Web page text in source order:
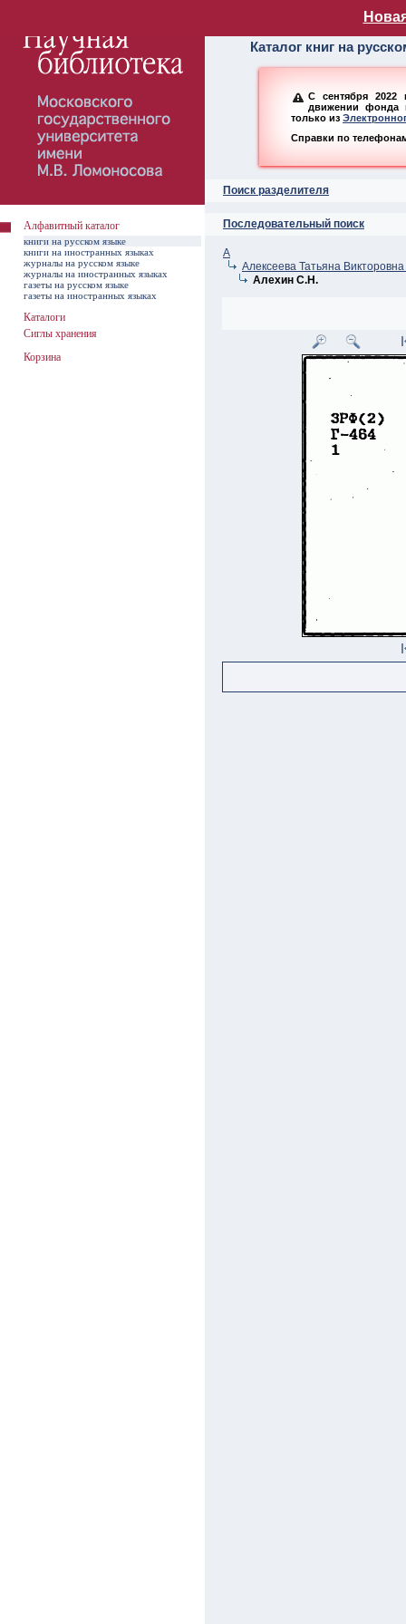
Алфавитный
Каталог книг на
С сентября 2022
движении фонда
только из
Справки по
Поиск разделителя
Последовательный поиск
А
Алексеева Татьяна
Алехин С.Н.
Алфавитный каталог
книги на русском языке
книги на иностранных языках
журналы на русском языке
журналы на иностранных языках
газеты на русском языке
газеты на иностранных языках
Каталоги
Сиглы хранения
Корзина